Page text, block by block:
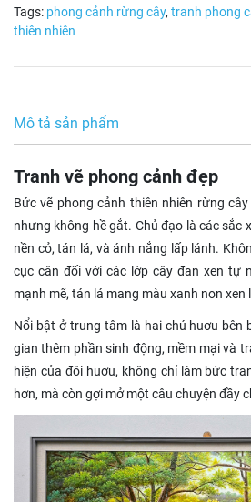
Tags: phong cảnh rừng cây, tranh phong
thiên nhiên
Mô tả sản phẩm
Tranh vẽ phong cảnh đẹp
Bức vẽ phong cảnh thiên nhiên rừng
nhưng không hề gắt. Chủ đạo là các sắc
nền cỏ, tán lá, và ánh nắng lấp lánh.
cục cân đối với các lớp cây đan xen tự
mạnh mẽ, tán lá mang màu xanh non xen
Nổi bật ở trung tâm là hai chú huơu bên
gian thêm phần sinh động, mềm mại và
hiện của đôi huơu, không chỉ làm bức
hơn, mà còn gợi mở một câu chuyện đầy